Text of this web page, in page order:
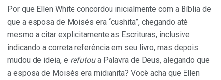
Por que Ellen White concordou inicialmente com a Bíblia de
que a esposa de Moisés era “cushita”, chegando até
mesmo a citar explicitamente as Escrituras, inclusive
indicando a correta referência em seu livro, mas depois
mudou de ideia, e refutoua Palavra de Deus, alegando que
a esposa de Moisés era midianita? Você acha que Ellen